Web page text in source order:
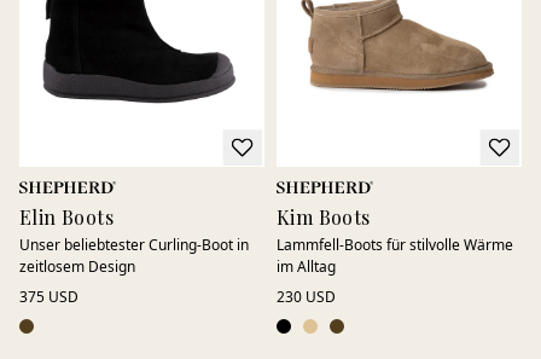
Stiefel halten Ihre Füße den ganzen Tag über warm und
bequem, wenn die Temperaturen sinken.
Unsere in Europa gefertigten Stiefel mit Lammfellfutter
außergewöhnliches Trageerlebnis.
Elin Boots
Unser beliebtester Curling-Boot in
zeitlosem Design
375 USD
Kim Boots
Lammfell-Boots für stilvolle Wärme
im Alltag
230 USD